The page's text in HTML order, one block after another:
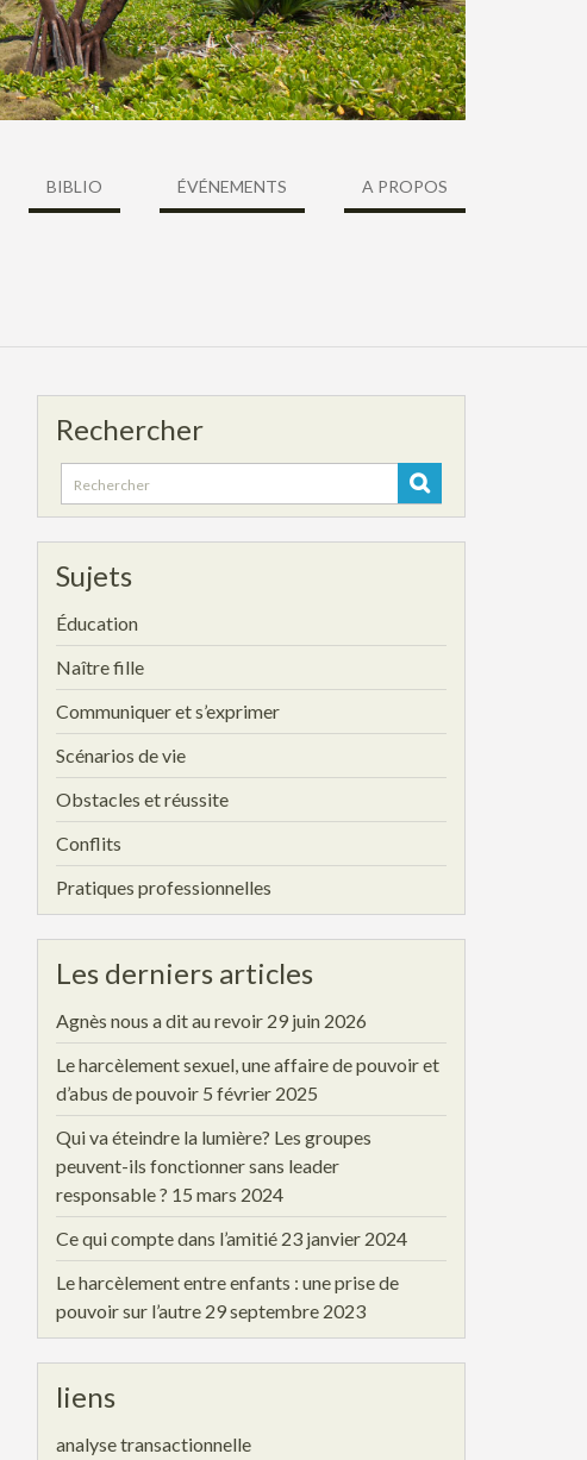
BIBLIO ÉVÉNEMENTS A PROPOS
Rechercher
Search
for:
Sujets
Éducation
Naître fille
Communiquer et s’exprimer
Scénarios de vie
Obstacles et réussite
Conflits
Pratiques professionnelles
Les derniers articles
Agnès nous a dit au revoir 29 juin 2026
Le harcèlement sexuel, une affaire de pouvoir et
d’abus de pouvoir 5 février 2025
Qui va éteindre la lumière? Les groupes
peuvent-ils fonctionner sans leader
responsable ? 15 mars 2024
Ce qui compte dans l’amitié 23 janvier 2024
Le harcèlement entre enfants : une prise de
pouvoir sur l’autre 29 septembre 2023
liens
analyse transactionnelle